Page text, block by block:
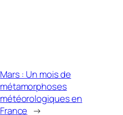
Mars : Un mois de
métamorphoses
météorologiques en
France →